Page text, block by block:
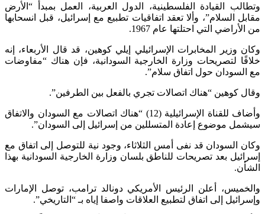
وتطالب القيادة الفلسطينية، الدول العربية، العمل بمبدأ “الأرض
مقابل السلام”، وألا تعقد اتفاقيات تطبيع مع إسرائيل، قبل انسحابها
من الأراضي التي احتلتها عام 1967.
وكان وزير المخابرات الإسرائيلي إيلي كوهين، قد قال الأربعاء، إنه
خلافًا لتصريحات وزارة الخارجية السودانية، فإن هناك “مفاوضات
مع السودان حول اتفاق سلام”.
وقال كوهين “هناك اتصالات تجري بالفعل بين الطرفين”.
وأضاف للقناة الإسرائيلية (12) “هناك اتصالات مع السودان والاتفاق
سيشمل موضوع إعادة المتسللين من إسرائيل إلى السودان”.
وكان السودان قد نفى أمس الثلاثاء، وجود نية للتوصل إلى اتفاق مع
إسرائيل بعد تصريحات للناطق بلسان وزارة الخارجية السودانية بهذا
الشأن.
والخميس، أعلن الرئيس الأمريكي دونالد ترامب، توصل الإمارات
وإسرائيل إلى اتفاق لتطبيع العلاقات واصفا إياه بـ “التاريخي”.